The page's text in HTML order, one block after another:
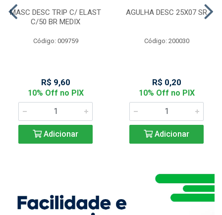
MASC DESC TRIP C/ ELAST
C/50 BR MEDIX
Código: 009759
R$ 9,60
10% Off no PIX
Adicionar
AGULHA DESC 25X07 SR
Código: 200030
R$ 0,20
10% Off no PIX
Adicionar